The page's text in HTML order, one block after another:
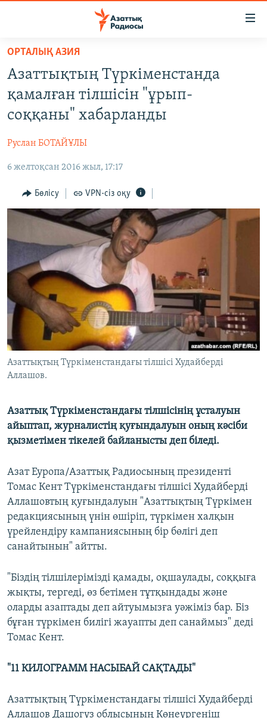
Skip
main
content
main
Navigation
Skip
Search
АДАМ ҚҰҚЫҚТАРЫ
ӘЛЕУМЕТ
ӘЛЕМ
АРНАЙЫ ЖОБАЛАР
Русский
ЖАЗЫЛЫҢЫЗ
Басқа тілдерде
ОРТАЛЫҚ АЗИЯ
Азаттықтың Түркіменстанда
қамалған тілшісін "ұрып-
соққаны" хабарланды
Руслан БОТАЙҰЛЫ
6 желтоқсан 2016 жыл, 17:17
Бөлісу VPN-сіз оқу
Азаттықтың Түркіменстандағы тілшісі Худайберді
Аллашов.
Азаттық Түркіменстандағы тілшісінің ұсталуын
айыптап, журналистің қуғындалуын оның кәсіби
қызметімен тікелей байланысты деп біледі.
Азат Еуропа/Азаттық Радиосының президенті
Томас Кент Түркіменстандағы тілшісі Худайберді
Аллашовтың қуғындалуын "Азаттықтың Түркімен
редакциясының үнін өшіріп, түркімен халқын
үрейлендіру кампаниясының бір бөлігі деп
санайтынын" айтты.
"Біздің тілшілерімізді қамады, оқшаулады, соққыға
жықты, тергеді, өз бетімен тұтқындады және
оларды азаптады деп айтуымызға уәжіміз бар. Біз
бұған түркімен билігі жауапты деп санаймыз" деді
Томас Кент.
"11 КИЛОГРАММ НАСЫБАЙ САҚТАДЫ"
Азаттықтың Түркіменстандағы тілшісі Худайберді
Аллашов Дашогуз облысының Көнеүргеніш